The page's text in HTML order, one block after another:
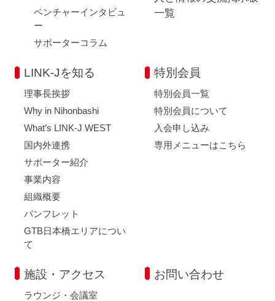
ベンチャーインタビュ
ー
サポーターコラム
一覧
LINK-Jを知る
理事長挨拶
Why in Nihonbashi
What’s LINK-J WEST
国内外連携
サポーター紹介
事業内容
組織概要
パンフレット
GTB日本橋エリアについ
て
特別会員
特別会員一覧
特別会員について
入会申し込み
専用メニューはこちら
施設・アクセス
ラウンジ・会議室
お問い合わせ